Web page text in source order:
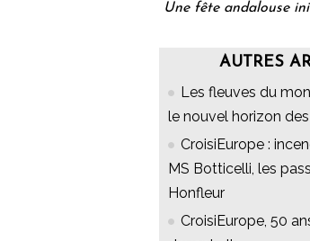
Une fête andalouse
AUTRES
Les fleuves du
le nouvel horizon
CroisiEurope :
MS Botticelli, les
Honfleur
CroisiEurope, 50